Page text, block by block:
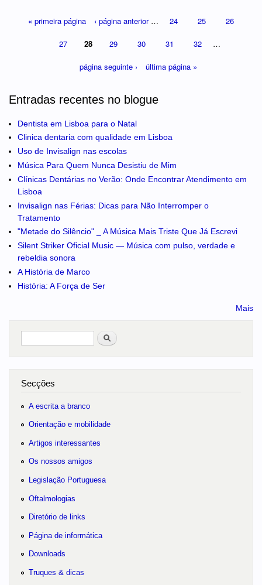
« primeira página ‹ página anterior … 24 25 26
27 28 29 30 31 32 …
página seguinte › última página »
Entradas recentes no blogue
Dentista em Lisboa para o Natal
Clinica dentaria com qualidade em Lisboa
Uso de Invisalign nas escolas
Música Para Quem Nunca Desistiu de Mim
Clínicas Dentárias no Verão: Onde Encontrar Atendimento em
Lisboa
Invisalign nas Férias: Dicas para Não Interromper o
Tratamento
"Metade do Silêncio" _ A Música Mais Triste Que Já Escrevi
Silent Striker Oficial Music — Música com pulso, verdade e
rebeldia sonora
A História de Marco
História: A Força de Ser
Mais
Pesquisar
no portal
Secções
A escrita a branco
Orientação e mobilidade
Artigos interessantes
Os nossos amigos
Legislação Portuguesa
Oftalmologias
Diretório de links
Página de informática
Downloads
Truques & dicas